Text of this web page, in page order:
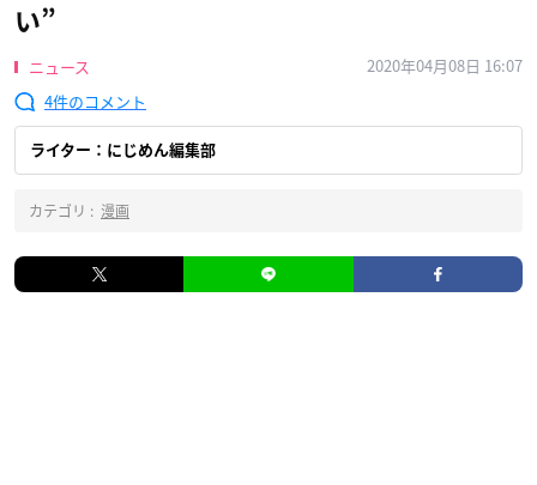
い”
ニュース
2020年04月08日 16:07
4
ライター：にじめん編集部
カテゴリ : 漫画